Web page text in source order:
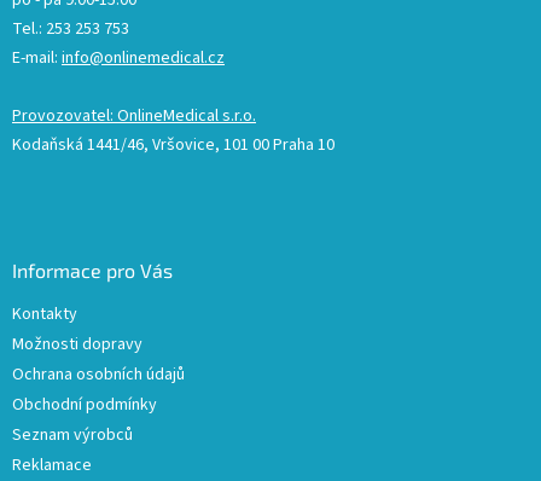
Tel.: 253 253 753
E-mail: info@onlinemedical.cz
Provozovatel: OnlineMedical s.r.o.
Kodaňská 1441/46, Vršovice, 101 00 Praha 10
Informace pro Vás
Kontakty
Možnosti dopravy
Ochrana osobních údajů
Obchodní podmínky
Seznam výrobců
Reklamace